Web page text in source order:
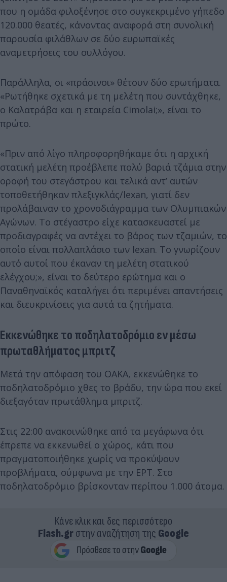
που η ομάδα φιλοξένησε στο συγκεκριμένο γήπεδο
120.000 θεατές, κάνοντας αναφορά στη συνολική
παρουσία φιλάθλων σε δύο ευρωπαϊκές
αναμετρήσεις του συλλόγου.
Παράλληλα, οι «πράσινοι» θέτουν δύο ερωτήματα.
«Ρωτήθηκε σχετικά με τη μελέτη που συντάχθηκε,
ο Καλατράβα και η εταιρεία Cimolai;», είναι το
πρώτο.
«Πριν από λίγο πληροφορηθήκαμε ότι η αρχική
στατική μελέτη προέβλεπε πολύ βαριά τζάμια στην
οροφή του στεγάστρου και τελικά αντ’ αυτών
τοποθετήθηκαν πλεξιγκλάς/lexan, γιατί δεν
προλάβαιναν το χρονοδιάγραμμα των Ολυμπιακών
Αγώνων. Το στέγαστρο είχε κατασκευαστεί με
προδιαγραφές να αντέχει το βάρος των τζαμιών, το
οποίο είναι πολλαπλάσιο των lexan. Το γνωρίζουν
αυτό αυτοί που έκαναν τη μελέτη στατικού
ελέγχου;», είναι το δεύτερο ερώτημα και ο
Παναθηναϊκός καταλήγει ότι περιμένει απαντήσεις
και διευκρινίσεις για αυτά τα ζητήματα.
Εκκενώθηκε το ποδηλατοδρόμιο εν μέσω
πρωταθλήματος μπριτζ
Μετά την απόφαση του ΟΑΚΑ, εκκενώθηκε το
ποδηλατοδρόμιο χθες το βράδυ, την ώρα που εκεί
διεξαγόταν πρωτάθλημα μπριτζ.
Στις 22:00 ανακοινώθηκε από τα μεγάφωνα ότι
έπρεπε να εκκενωθεί ο χώρος, κάτι που
πραγματοποιήθηκε χωρίς να προκύψουν
προβλήματα, σύμφωνα με την ΕΡΤ. Στο
ποδηλατοδρόμιο βρίσκονταν περίπου 1.000 άτομα.
Κάνε κλικ και δες περισσότερο
Flash.grστην αναζήτηση της Google